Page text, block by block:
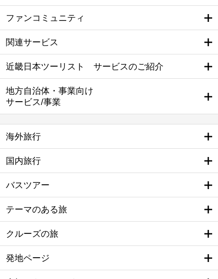
ファンコミュニティ
関連サービス
近畿日本ツーリスト サービスのご紹介
地方自治体・事業向け
サービス/事業
海外旅行
国内旅行
バスツアー
テーマのある旅
クルーズの旅
発地ページ